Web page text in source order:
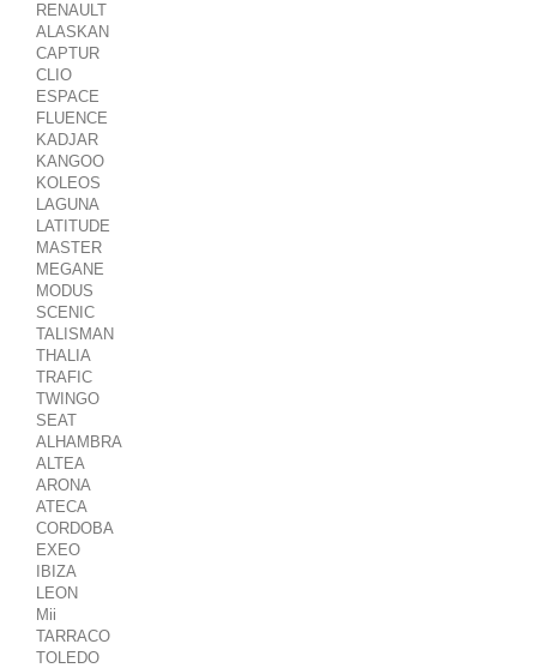
RENAULT
ALASKAN
CAPTUR
CLIO
ESPACE
FLUENCE
KADJAR
KANGOO
KOLEOS
LAGUNA
LATITUDE
MASTER
MEGANE
MODUS
SCENIC
TALISMAN
THALIA
TRAFIC
TWINGO
SEAT
ALHAMBRA
ALTEA
ARONA
ATECA
CORDOBA
EXEO
IBIZA
LEON
Mii
TARRACO
TOLEDO